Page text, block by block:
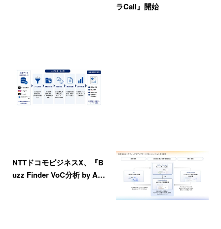
ラCall』開始
NTTドコモビジネスX、『B
uzz Finder VoC分析 by A…